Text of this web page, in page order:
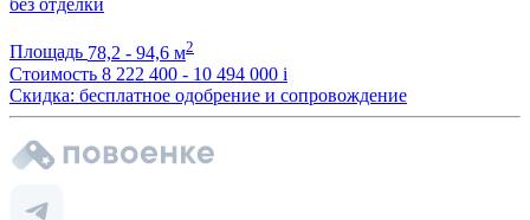
без отделки
Площадь 78,2 - 94,6 м2
Стоимость 8 222 400 - 10 494 000 i
Скидка: бесплатное одобрение и сопровождение